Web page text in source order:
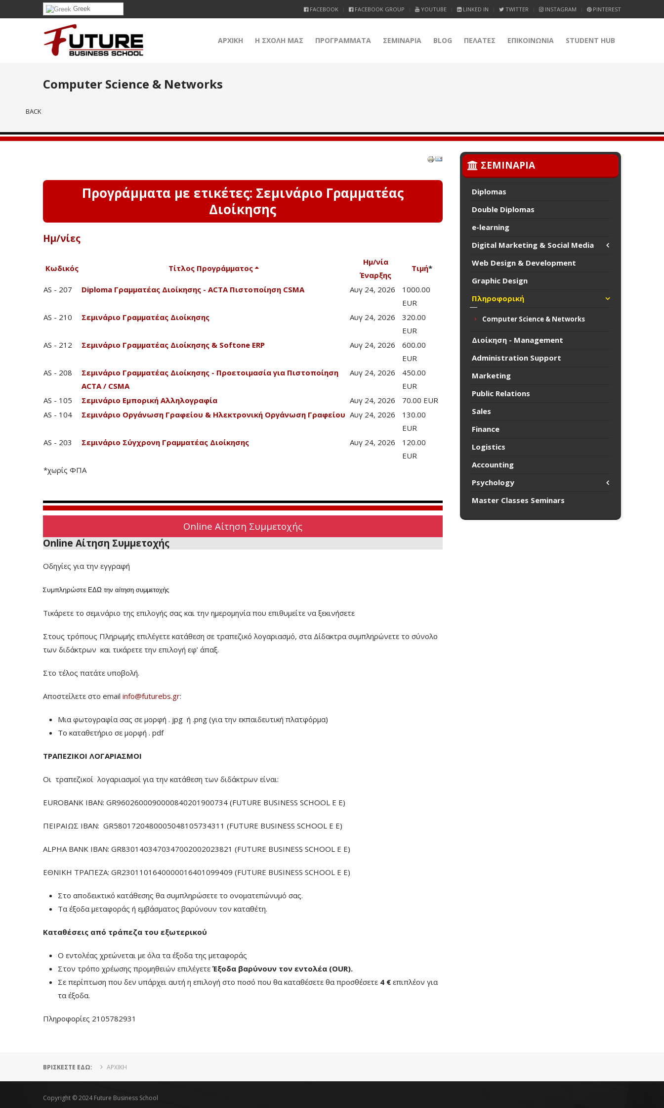
Greek FACEBOOK FACEBOOK GROUP YOUTUBE LINKED IN TWITTER INSTAGRAM PINTEREST
ΑΡΧΙΚΗ Η ΣΧΟΛΗ ΜΑΣ ΠΡΟΓΡΑΜΜΑΤΑ ΣΕΜΙΝΑΡΙΑ BLOG ΠΕΛΑΤΕΣ ΕΠΙΚΟΙΝΩΝΙΑ STUDENT HUB
Computer Science & Networks
BACK
Προγράμματα με ετικέτες: Σεμινάριο Γραμματέας
Διοίκησης
Ημ/νίες
Κωδικός Τίτλος Προγράμματος
Ημ/νία
Έναρξης
Τιμή*
AS - 207 Diploma Γραμματέας Διοίκησης - ACTA Πιστοποίηση CSMA Αυγ 24, 2026
1000.00
EUR
AS - 210
Σεμινάριο Γραμματέας Διοίκησης Αυγ 24, 2026
320.00
EUR
AS - 212
Σεμινάριο Γραμματέας Διοίκησης & Softone ERP Αυγ 24, 2026
600.00
EUR
AS - 208
Σεμινάριο Γραμματέας Διοίκησης - Προετοιμασία για Πιστοποίηση
ACTA / CSMA
Αυγ 24, 2026
450.00
EUR
AS - 105
Σεμινάριο Εμπορική Αλληλογραφία Αυγ 24, 2026
70.00 EUR
AS - 104
Σεμινάριο Οργάνωση Γραφείου & Ηλεκτρονική Οργάνωση Γραφείου Αυγ 24, 2026
130.00
EUR
AS - 203
Σεμινάριο Σύγχρονη Γραμματέας Διοίκησης Αυγ 24, 2026
120.00
EUR
*χωρίς ΦΠΑ
Online Αίτηση Συμμετοχής
Online Αίτηση Συμμετοχής
Οδηγίες για την εγγραφή
Συμπληρώστε ΕΔΩ την αίτηση συμμετοχής
Τικάρετε το σεμινάριο της επιλογής σας και την ημερομηνία που επιθυμείτε να ξεκινήσετε
Στους τρόπους Πληρωμής επιλέγετε κατάθεση σε τραπεζικό λογαριασμό, στα Δίδακτρα συμπληρώνετε το σύνολο
των διδάκτρων και τικάρετε την επιλογή εφ’ άπαξ.
Στο τέλος πατάτε υποβολή.
Αποστείλετε στο email info@futurebs.gr:
Μια φωτογραφία σας σε μορφή . jpg ή .png (για την εκπαιδευτική πλατφόρμα)
To καταθετήριο σε μορφή . pdf
ΤΡΑΠΕΖΙΚΟΙ ΛΟΓΑΡΙΑΣΜΟΙ
Οι τραπεζικοί λογαριασμοί για την κατάθεση των διδάκτρων είναι:
EUROBANK IBAN: GR9602600090000840201900734 (FUTURE BUSINESS SCHOOL E E)
ΠΕΙΡΑΙΩΣ ΙΒΑΝ: GR5801720480005048105734311 (FUTURE BUSINESS SCHOOL E E)
ALPHA BANK IBAN: GR8301403470347002002023821 (FUTURE BUSINESS SCHOOL E E)
ΕΘΝΙΚΗ ΤΡΑΠΕΖΑ: GR2301101640000016401099409 (FUTURE BUSINESS SCHOOL E E)
Στο αποδεικτικό κατάθεσης θα συμπληρώσετε το ονοματεπώνυμό σας.
Τα έξοδα μεταφοράς ή εμβάσματος βαρύνουν τον καταθέτη.
Καταθέσεις από τράπεζα του εξωτερικού
Ο εντολέας χρεώνεται με όλα τα έξοδα της μεταφοράς
Στον τρόπο χρέωσης προμηθειών επιλέγετε Έξοδα βαρύνουν τον εντολέα (ΟUR).
Σε περίπτωση που δεν υπάρχει αυτή η επιλογή στο ποσό που θα καταθέσετε θα προσθέσετε 4 € επιπλέον για
τα έξοδα.
Πληροφορίες 2105782931
ΣΕΜΙΝΑΡΙΑ
Diplomas
Double Diplomas
e-learning
Digital Marketing & Social Media
Web Design & Development
Graphic Design
Πληροφορική
Computer Science & Networks
Διοίκηση - Management
Administration Support
Marketing
Public Relations
Sales
Finance
Logistics
Accounting
Psychology
Master Classes Seminars
ΒΡΊΣΚΕΣΤΕ ΕΔΏ: ΑΡΧΙΚΗ
Copyright © 2024 Future Business School